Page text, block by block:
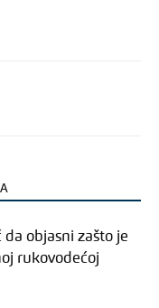
da objasni zašto je
rukovodećoj